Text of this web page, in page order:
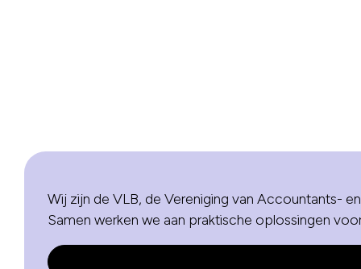
Wij zijn de VLB, de Vereniging van Accountants-
Samen werken we aan praktische oplossingen